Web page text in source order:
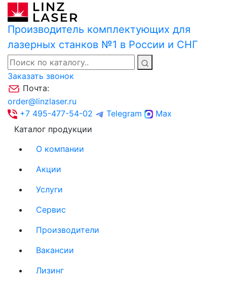
Производитель комплектующих для
лазерных станков №1 в России и СНГ
Заказать звонок
Почта:
order@linzlaser.ru
+7 495-477-54-02
Telegram
Max
Каталог продукции
О компании
Акции
Услуги
Сервис
Производители
Вакансии
Лизинг